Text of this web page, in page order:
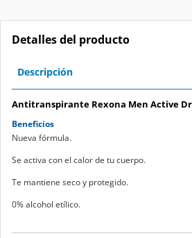
Detalles del producto
Descripción
Antitranspirante Rexona Men Active
Beneficios
Nueva fórmula.
Se activa con el calor de tu cuerpo.
Te mantiene seco y protegido.
0% alcohol etílico.